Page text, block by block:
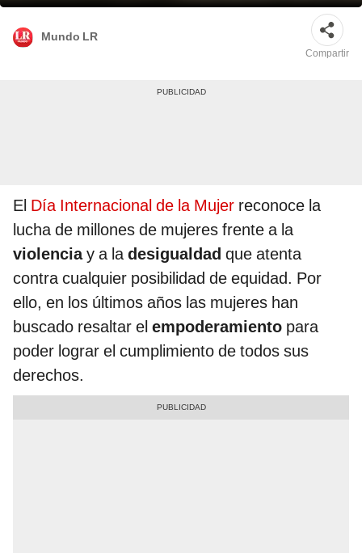
Mundo LR
Compartir
El Día Internacional de la Mujer reconoce la
lucha de millones de mujeres frente a la
violenciay a ladesigualdad que atenta
contra cualquier posibilidad de equidad. Por
ello, en los últimos años las mujeres han
buscado resaltar el empoderamiento para
poder lograr el cumplimiento de todos sus
derechos.